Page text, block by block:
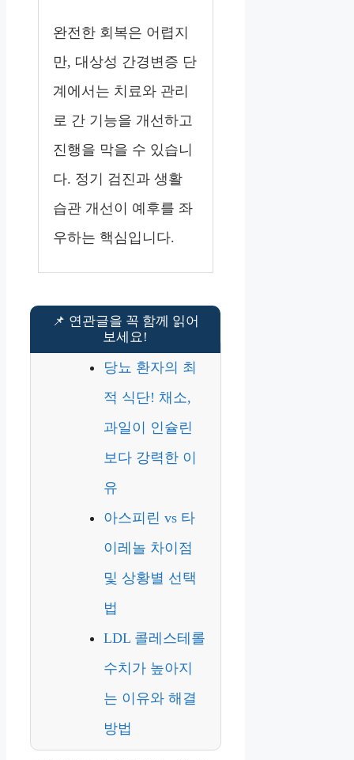
완전한 회복은 어렵지
만, 대상성 간경변증 단
계에서는 치료와 관리
로 간 기능을 개선하고
진행을 막을 수 있습니
다. 정기 검진과 생활
습관 개선이 예후를 좌
우하는 핵심입니다.
당뇨 환자의 최
적 식단! 채소,
과일이 인슐린
보다 강력한 이
유
아스피린 vs 타
이레놀 차이점
및 상황별 선택
법
LDL 콜레스테롤
수치가 높아지
는 이유와 해결
방법